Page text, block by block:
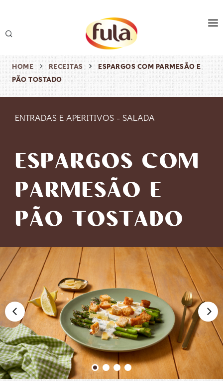
produtos
receitas
HOME RECEITAS
ESPARGOS COM PARMESÃO E
PÃO TOSTADO
ENTRADAS E APERITIVOS - SALADA
ESPARGOS COM
PARMESÃO E
PÃO TOSTADO